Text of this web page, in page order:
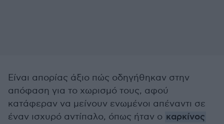
Είναι απορίας άξιο πώς οδηγήθηκαν στην
απόφαση για το χωρισμό τους, αφού
κατάφεραν να μείνουν ενωμένοι απέναντι σε
έναν ισχυρό αντίπαλο, όπως ήταν ο καρκίνος